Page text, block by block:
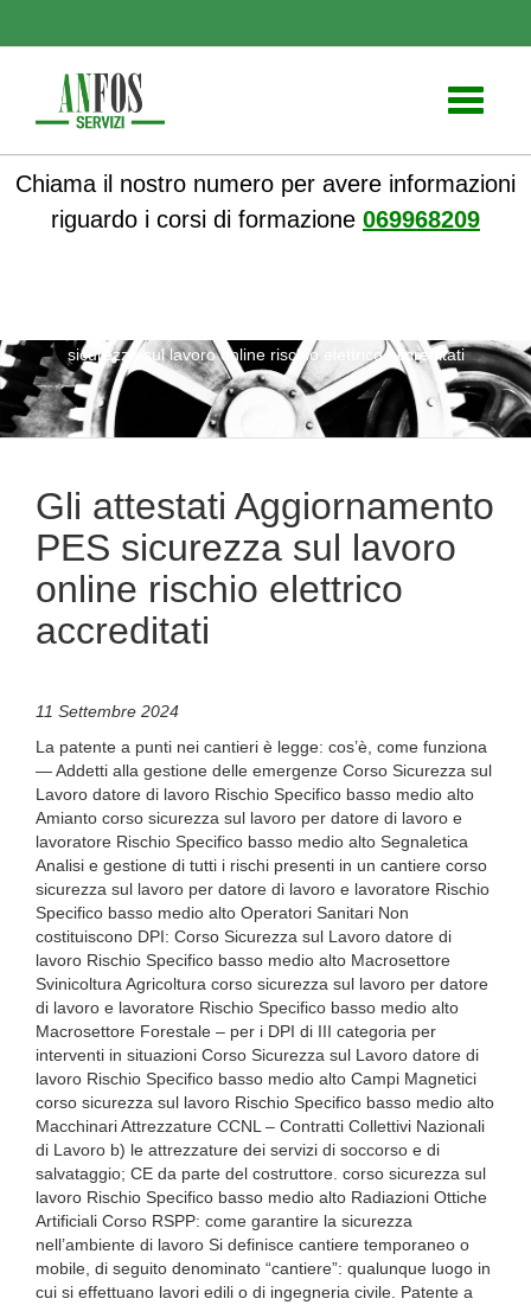
Toggle
Chiama il nostro numero per avere informazioni
riguardo i corsi di formazione 069968209
sicurezza sul lavoro online rischio elettrico accreditati
Gli attestati Aggiornamento
PES sicurezza sul lavoro
online rischio elettrico
accreditati
11 Settembre 2024
La patente a punti nei cantieri è legge: cos’è, come funziona
— Addetti alla gestione delle emergenze Corso Sicurezza sul
Lavoro datore di lavoro Rischio Specifico basso medio alto
Amianto corso sicurezza sul lavoro per datore di lavoro e
lavoratore Rischio Specifico basso medio alto Segnaletica
Analisi e gestione di tutti i rischi presenti in un cantiere corso
sicurezza sul lavoro per datore di lavoro e lavoratore Rischio
Specifico basso medio alto Operatori Sanitari Non
costituiscono DPI: Corso Sicurezza sul Lavoro datore di
lavoro Rischio Specifico basso medio alto Macrosettore
Svinicoltura Agricoltura corso sicurezza sul lavoro per datore
di lavoro e lavoratore Rischio Specifico basso medio alto
Macrosettore Forestale – per i DPI di III categoria per
interventi in situazioni Corso Sicurezza sul Lavoro datore di
lavoro Rischio Specifico basso medio alto Campi Magnetici
corso sicurezza sul lavoro Rischio Specifico basso medio alto
Macchinari Attrezzature CCNL – Contratti Collettivi Nazionali
di Lavoro b) le attrezzature dei servizi di soccorso e di
salvataggio; CE da parte del costruttore. corso sicurezza sul
lavoro Rischio Specifico basso medio alto Radiazioni Ottiche
Artificiali Corso RSPP: come garantire la sicurezza
nell’ambiente di lavoro Si definisce cantiere temporaneo o
mobile, di seguito denominato “cantiere”: qualunque luogo in
cui si effettuano lavori edili o di ingegneria civile. Patente a